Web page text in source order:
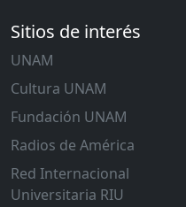
Sitios de interés
UNAM
Cultura UNAM
Fundación UNAM
Radios de América
Red Internacional
Universitaria RIU